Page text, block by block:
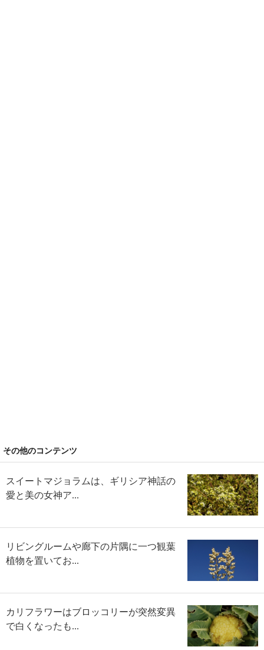
その他のコンテンツ
スイートマジョラムは、ギリシア神話の
愛と美の女神ア...
リビングルームや廊下の片隅に一つ観葉
植物を置いてお...
カリフラワーはブロッコリーが突然変異
で白くなったも...